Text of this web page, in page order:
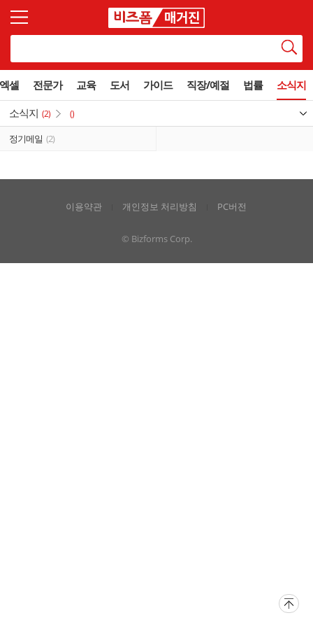
엑셀 전문가 교육 도서 가이드 직장/예절 법률 소식지
소식지 (2) ()
정기메일 (2)
이용약관 개인정보 처리방침 PC버전
© Bizforms Corp.